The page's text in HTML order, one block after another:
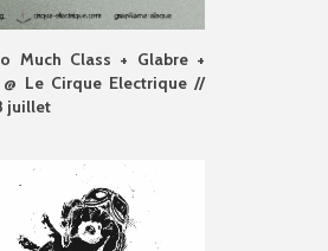
Much Class + Glabre +
@ Le Cirque Electrique //
juillet